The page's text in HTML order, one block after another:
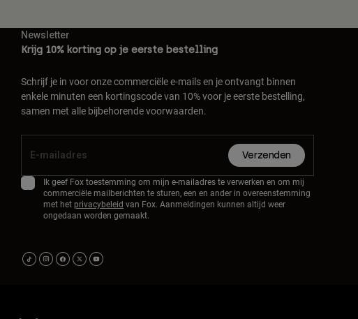
Newsletter
Krijg 10% korting op je eerste bestelling
Schrijf je in voor onze commerciële e-mails en je ontvangt binnen
enkele minuten een kortingscode van 10% voor je eerste bestelling,
samen met alle bijbehorende voorwaarden.
Verzenden
Ik geef Fox toestemming om mijn e-mailadres te verwerken en om mij
commerciële mailberichten te sturen, een en ander in overeenstemming
met het privacybeleid van Fox. Aanmeldingen kunnen altijd weer
ongedaan worden gemaakt.